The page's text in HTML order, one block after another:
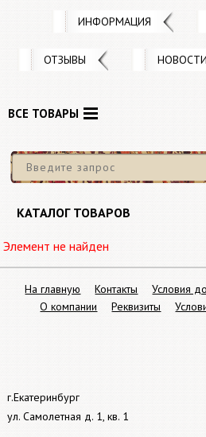
ИНФОРМАЦИЯ
ОТЗЫВЫ НОВОСТИ
ВСЕ ТОВАРЫ
КАТАЛОГ ТОВАРОВ
Элемент не найден
г.Екатеринбург
ул. Самолетная д. 1, кв. 1
На главную Контакты Условия
О компании
Реквизиты